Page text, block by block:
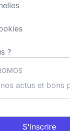
?
actus et bons
S'inscrire